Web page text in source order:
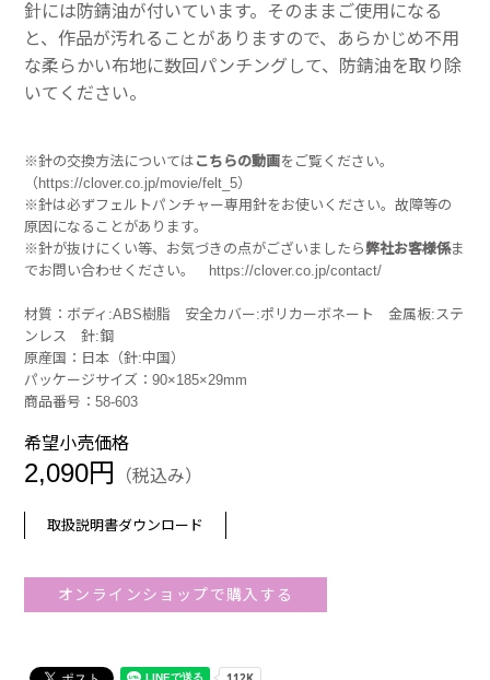
針には防錆油が付いています。そのままご使用になる
と、作品が汚れることがありますので、あらかじめ不用
な柔らかい布地に数回パンチングして、防錆油を取り除
いてください。
※針の交換方法については こちらの動画をご覧ください。
（https://clover.co.jp/movie/felt_5）
※針は必ずフェルトパンチャー専用針をお使いください。故障等の
原因になることがあります。
※針が抜けにくい等、お気づきの点がございましたら弊社お客様係ま
でお問い合わせください。 https://clover.co.jp/contact/
材質：ボディ:ABS樹脂 安全カバー:ポリカーボネート 金属板:ステ
ンレス 針:鋼
原産国：日本（針:中国）
パッケージサイズ：90×185×29mm
商品番号：58-603
希望小売価格
2,090円 （税込み）
取扱説明書ダウンロード
オンラインショップで購入する